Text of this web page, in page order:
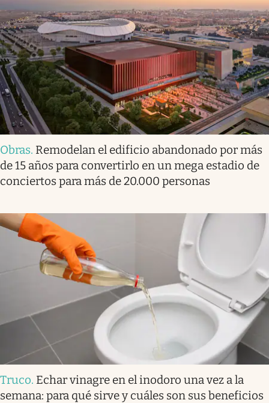
Obras. Remodelan el edificio abandonado por más
de 15 años para convertirlo en un mega estadio de
conciertos para más de 20.000 personas
Truco. Echar vinagre en el inodoro una vez a la
semana: para qué sirve y cuáles son sus beneficios